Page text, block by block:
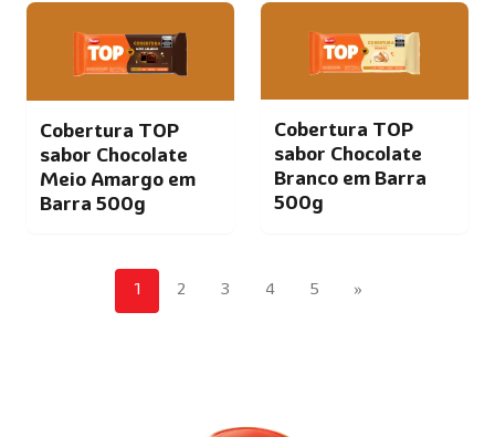
Cobertura TOP
sabor Chocolate
Meio Amargo em
Barra 500g
Cobertura TOP
sabor Chocolate
Branco em Barra
500g
1 2 3 4 5 »